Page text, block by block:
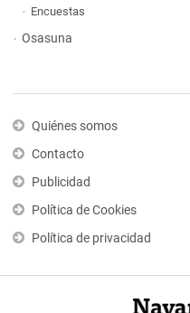
Encuestas
Osasuna
Quiénes somos
Contacto
Publicidad
Política de Cookies
Política de privacidad